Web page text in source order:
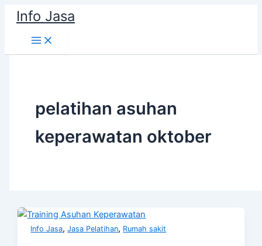
Skip
content
Info Jasa
pelatihan asuhan
keperawatan oktober
Info Jasa,Jasa Pelatihan, Rumah sakit